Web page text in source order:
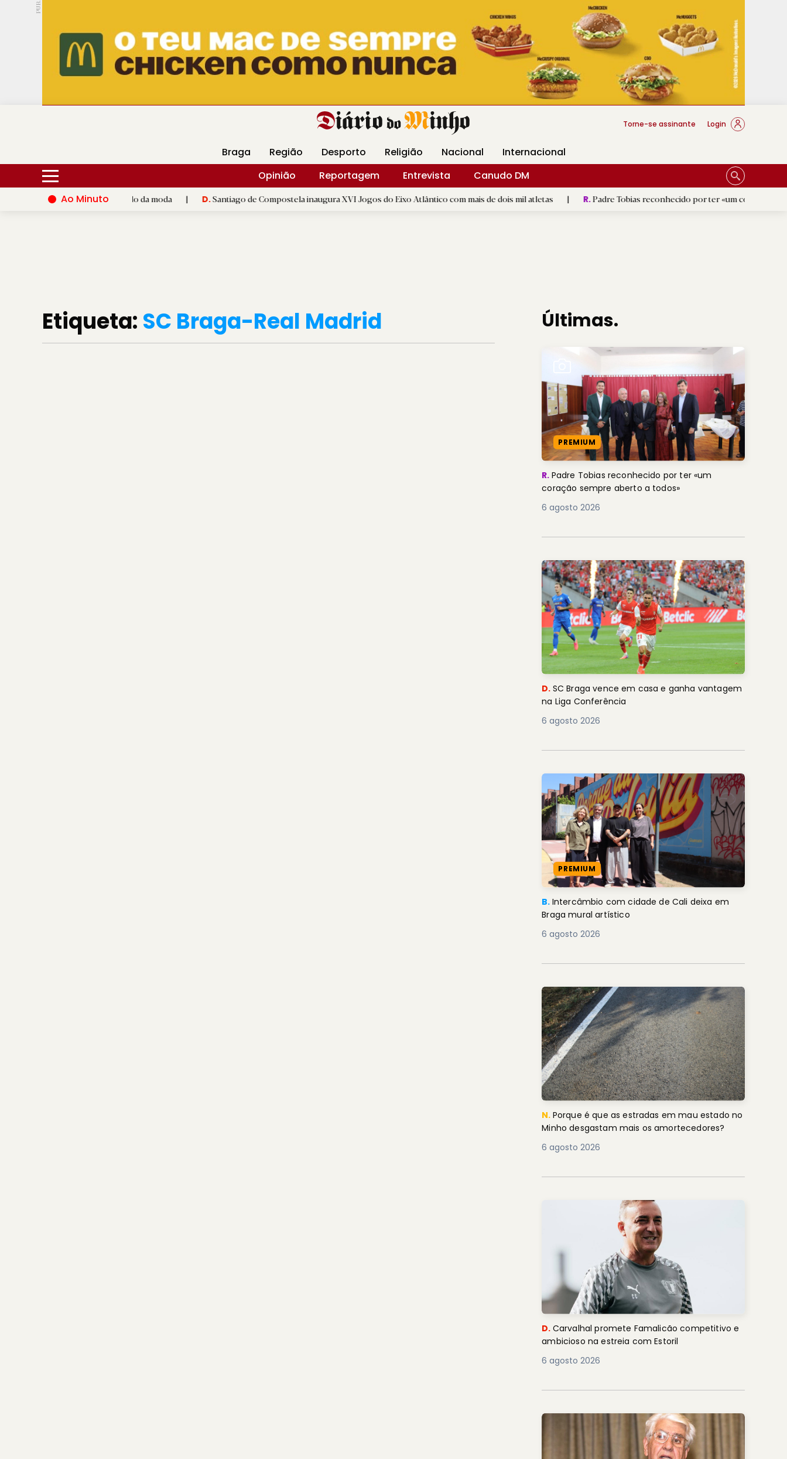
PUB.
Hoje 16ºC 25ºC DMtv Revista Minha Gráfica DM Livraria DM Arquidiocese Braga
Torne-se assinante Login
Braga Região Desporto Religião Nacional
Internacional
Opinião
Reportagem Entrevista
Canudo DM
Ao Minuto
à inovação do mundo da moda | D.Santiago de Compostela inaugura XVI Jogos do Eixo Atlântico com mais de dois mil atletas | R.Padre Tobias reconhecido por ter «um coração sempre aberto
Etiqueta: SC Braga-Real Madrid Últimas.
PREMIUM
R. Padre Tobias reconhecido por ter «um
coração sempre aberto a todos»
6 agosto 2026
D. SC Braga vence em casa e ganha vantagem
na Liga Conferência
6 agosto 2026
PREMIUM
B. Intercâmbio com cidade de Cali deixa em
Braga mural artístico
6 agosto 2026
N. Porque é que as estradas em mau estado no
Minho desgastam mais os amortecedores?
6 agosto 2026
D. Carvalhal promete Famalicão competitivo e
ambicioso na estreia com Estoril
6 agosto 2026